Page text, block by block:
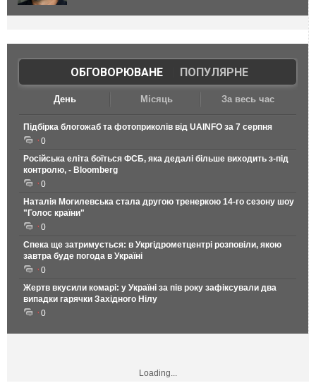
ОБГОВОРЮВАНЕ| ПОПУЛЯРНЕ
День Місяць За весь час
Підбірка блогожаб та фотоприколів від UAINFO за 7 серпня
0
Російська еліта боїться ФСБ, яка дедалі більше виходить з-під
контролю, - Bloomberg
0
Наталія Могилевська стала другою тренеркою 14-го сезону шоу
"Голос країни"
0
Спека ще затримується: в Укргідрометцентрі розповіли, якою
завтра буде погода в Україні
0
Жертв вкусили комарі: у Україні за пів року зафіксували два
випадки гарячки Західного Нілу
0
Loading...